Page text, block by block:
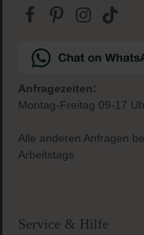
Anfragezeiten:
Montag-Freitag 09-17
Alle anderen Anfragen
Arbeitstags
Service & Hilfe